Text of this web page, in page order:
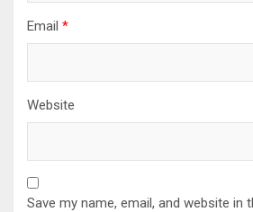
Email *
Website
Save my name, email, and website in